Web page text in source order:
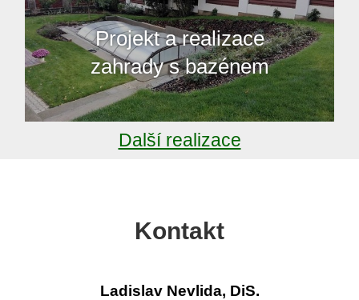
Projekt a realizace
zahrady s bazénem
Další realizace
Kontakt
Ladislav Nevlida, DiS.